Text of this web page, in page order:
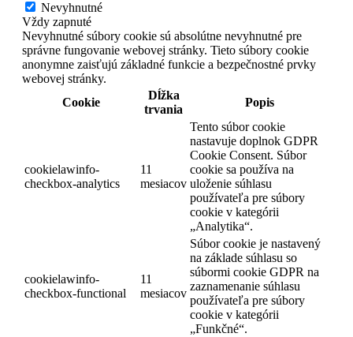
Nevyhnutné
Vždy zapnuté
Nevyhnutné súbory cookie sú absolútne nevyhnutné pre
správne fungovanie webovej stránky. Tieto súbory cookie
anonymne zaisťujú základné funkcie a bezpečnostné prvky
webovej stránky.
Cookie
Dĺžka
trvania
Popis
cookielawinfo-
checkbox-analytics
11
mesiacov
Tento súbor cookie
nastavuje doplnok GDPR
Cookie Consent. Súbor
cookie sa používa na
uloženie súhlasu
používateľa pre súbory
cookie v kategórii
„Analytika“.
cookielawinfo-
checkbox-functional
11
mesiacov
Súbor cookie je nastavený
na základe súhlasu so
súbormi cookie GDPR na
zaznamenanie súhlasu
používateľa pre súbory
cookie v kategórii
„Funkčné“.